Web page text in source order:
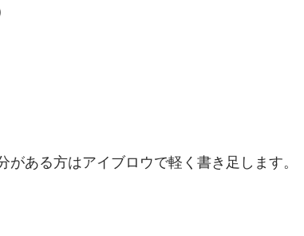
ある方はアイブロウで軽く書き足します。